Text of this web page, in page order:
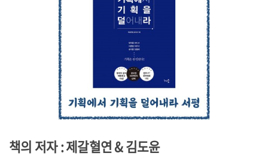
책의 저자 : 제갈혈연 & 김도윤